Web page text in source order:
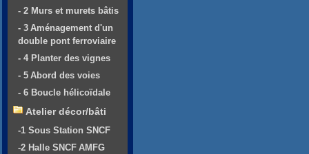
- 2 Murs et murets bâtis
- 3 Aménagement d'un
double pont ferroviaire
- 4 Planter des vignes
- 5 Abord des voies
- 6 Boucle hélicoïdale
Atelier décor/bâti
-1 Sous Station SNCF
-2 Halle SNCF AMFG